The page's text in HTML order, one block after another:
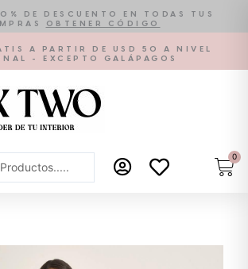
DE DESCUENTO EN TODAS TUS
OBTENER CÓDIGO
A PARTIR DE USD 50 A NIVEL
- EXCEPTO GALÁPAGOS
0